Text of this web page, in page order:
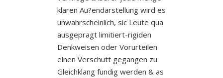
klaren Au?endarstellung wird es
unwahrscheinlich, sic Leute qua
ausgepragt limitiert-rigiden
Denkweisen oder Vorurteilen
einen Verschutt gegangen zu
Gleichklang fundig werden & as